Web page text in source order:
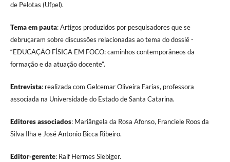
de Pelotas (Ufpel).
Tema em pauta: Artigos produzidos por pesquisadores que se
debruçaram sobre discussões relacionadas ao tema do dossiê -
“EDUCAÇÃO FÍSICA EM FOCO: caminhos contemporâneos da
formação e da atuação docente”.
Entrevista: realizada com Gelcemar Oliveira Farias, professora
associada na Universidade do Estado de Santa Catarina.
Editores associados: Mariângela da Rosa Afonso, Franciele Roos da
Silva Ilha e José Antonio Bicca Ribeiro.
Editor-gerente: Ralf Hermes Siebiger.